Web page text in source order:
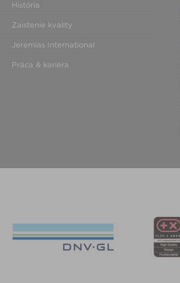
História
Zaistenie kvality
Jeremias International
Práca & kariéra